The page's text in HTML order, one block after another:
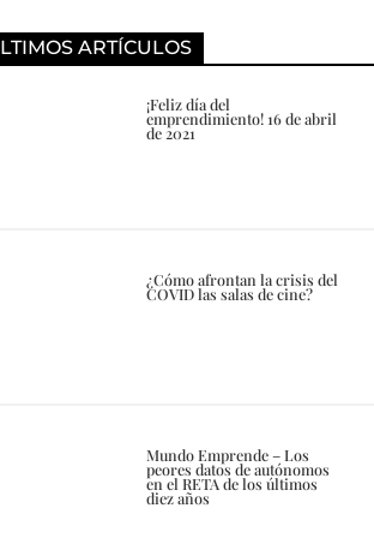
ARTÍCULOS
¡Feliz día del
emprendimiento! 16 de abril
de 2021
¿Cómo afrontan la crisis del
COVID las salas de cine?
Mundo Emprende – Los
peores datos de autónomos
en el RETA de los últimos
diez años